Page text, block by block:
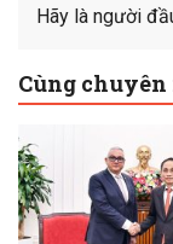
Hãy là người
Cùng chuyên